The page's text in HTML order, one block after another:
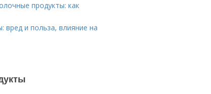
продукты: как
и польза, влияние на